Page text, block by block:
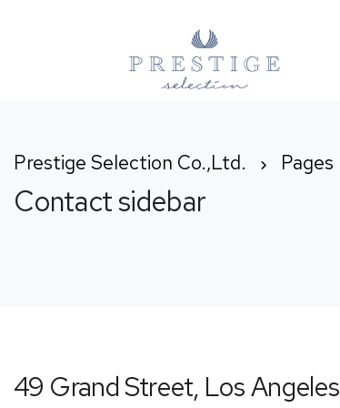
Prestige Selection Co.,Ltd. Pages
Contact sidebar
49 Grand Street, Los Angeles